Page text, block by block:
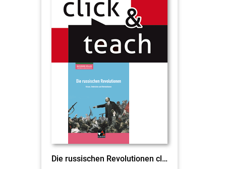
Die russischen Revolutionen click & teach EL